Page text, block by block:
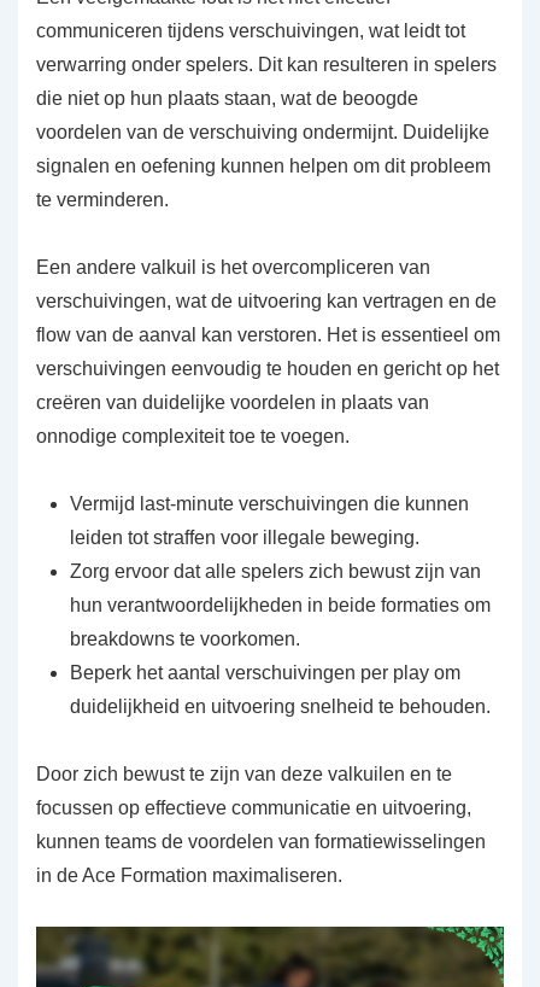
communiceren tijdens verschuivingen, wat leidt tot
verwarring onder spelers. Dit kan resulteren in spelers
die niet op hun plaats staan, wat de beoogde
voordelen van de verschuiving ondermijnt. Duidelijke
signalen en oefening kunnen helpen om dit probleem
te verminderen.
Een andere valkuil is het overcompliceren van
verschuivingen, wat de uitvoering kan vertragen en de
flow van de aanval kan verstoren. Het is essentieel om
verschuivingen eenvoudig te houden en gericht op het
creëren van duidelijke voordelen in plaats van
onnodige complexiteit toe te voegen.
Vermijd last-minute verschuivingen die kunnen
leiden tot straffen voor illegale beweging.
Zorg ervoor dat alle spelers zich bewust zijn van
hun verantwoordelijkheden in beide formaties om
breakdowns te voorkomen.
Beperk het aantal verschuivingen per play om
duidelijkheid en uitvoering snelheid te behouden.
Door zich bewust te zijn van deze valkuilen en te
focussen op effectieve communicatie en uitvoering,
kunnen teams de voordelen van formatiewisselingen
in de Ace Formation maximaliseren.